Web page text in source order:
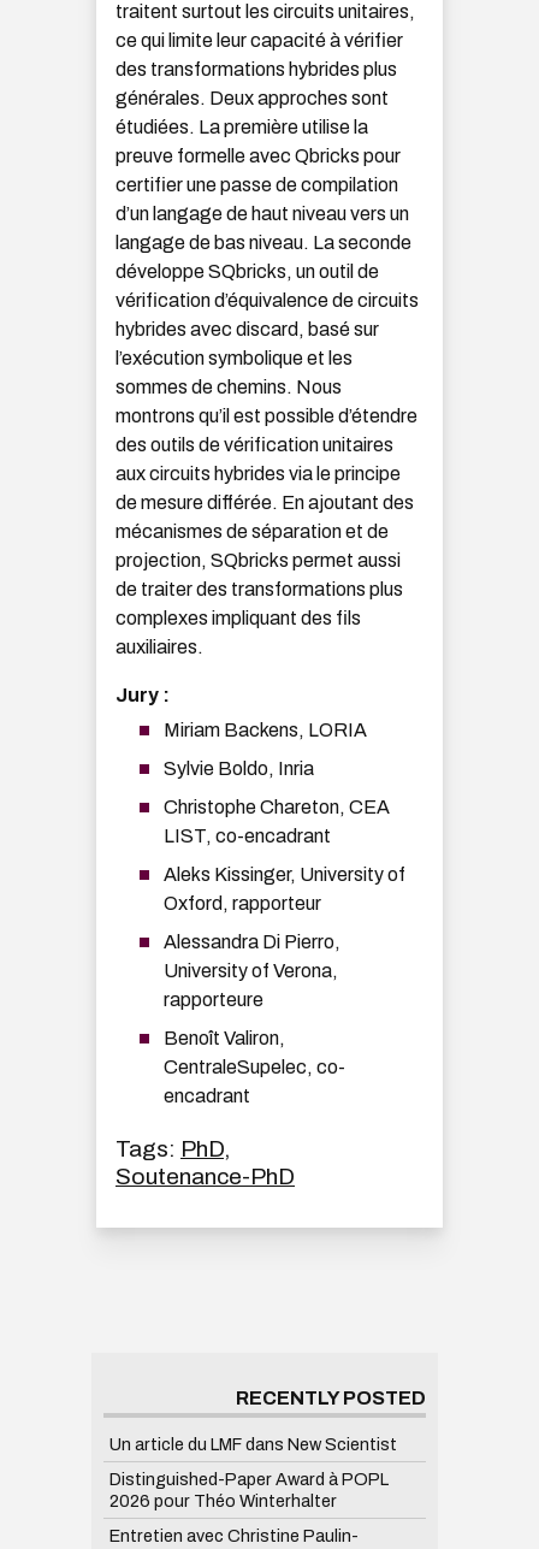
traitent surtout les circuits unitaires,
ce qui limite leur capacité à vérifier
des transformations hybrides plus
générales. Deux approches sont
étudiées. La première utilise la
preuve formelle avec Qbricks pour
certifier une passe de compilation
d’un langage de haut niveau vers un
langage de bas niveau. La seconde
développe SQbricks, un outil de
vérification d’équivalence de circuits
hybrides avec discard, basé sur
l’exécution symbolique et les
sommes de chemins. Nous
montrons qu’il est possible d’étendre
des outils de vérification unitaires
aux circuits hybrides via le principe
de mesure différée. En ajoutant des
mécanismes de séparation et de
projection, SQbricks permet aussi
de traiter des transformations plus
complexes impliquant des fils
auxiliaires.
Jury :
Miriam Backens, LORIA
Sylvie Boldo, Inria
Christophe Chareton, CEA
LIST, co-encadrant
Aleks Kissinger, University of
Oxford, rapporteur
Alessandra Di Pierro,
University of Verona,
rapporteure
Benoît Valiron,
CentraleSupelec, co-
encadrant
Tags: PhD,
Soutenance-PhD
RECENTLY POSTED
Un article du LMF dans New Scientist
Distinguished-Paper Award à POPL
2026 pour Théo Winterhalter
Entretien avec Christine Paulin-